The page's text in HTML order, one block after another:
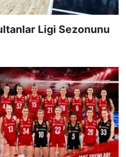
Ligi Sezonunu